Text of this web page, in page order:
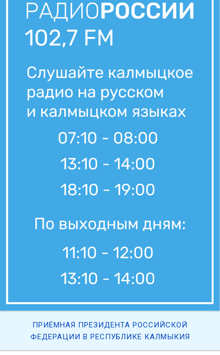
ПРИЁМНАЯ ПРЕЗИДЕНТА РОССИЙСКОЙ
ФЕДЕРАЦИИ В РЕСПУБЛИКЕ КАЛМЫКИЯ